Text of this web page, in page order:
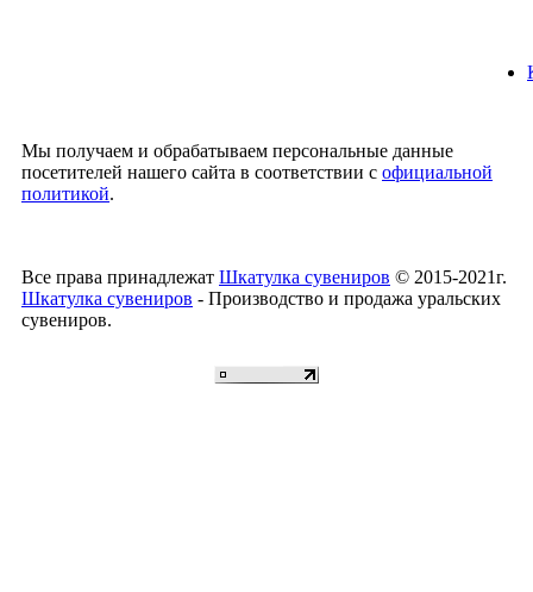
Мы получаем и обрабатываем персональные данные
посетителей нашего сайта в соответствии с официальной
политикой.
Все права принадлежат Шкатулка сувениров © 2015-2021г.
Шкатулка сувениров - Производство и продажа уральских
сувениров.